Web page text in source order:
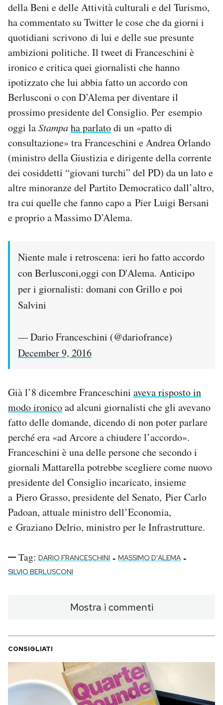
AREA PERSONALE
Area Personale
Newsletter
Notifiche mobile
Regala il Post
Hai bisogno di aiuto?
della Beni e delle Attività culturali e del Turismo,
ha commentato su Twitter le cose che da giorni i
quotidiani scrivono di lui e delle sue presunte
ambizioni politiche. Il tweet di Franceschini è
ironico e critica quei giornalisti che hanno
ipotizzato che lui abbia fatto un accordo con
Berlusconi o con D’Alema per diventare il
prossimo presidente del Consiglio. Per esempio
oggi laStampaha parlatodi un «patto di
consultazione» tra Franceschini e Andrea Orlando
(ministro della Giustizia e dirigente della corrente
dei cosiddetti “giovani turchi” del PD) da un lato e
altre minoranze del Partito Democratico dall’altro,
tra cui quelle che fanno capo a Pier Luigi Bersani
e proprio a Massimo D’Alema.
Niente male i retroscena: ieri ho fatto accordo
con Berlusconi,oggi con D'Alema. Anticipo
per i giornalisti: domani con Grillo e poi
Salvini
— Dario Franceschini (@dariofrance)
December 9, 2016
Già l’8 dicembre Franceschini aveva risposto in
modo ironicoad alcuni giornalisti che gli avevano
fatto delle domande, dicendo di non poter parlare
perché era «ad Arcore a chiudere l’accordo».
Franceschini è una delle persone che secondo i
giornali Mattarella potrebbe scegliere come nuovo
presidente del Consiglio incaricato, insieme
a Piero Grasso, presidente del Senato, Pier Carlo
Padoan, attuale ministro dell’Economia,
e Graziano Delrio, ministro per le Infrastrutture.
Tag: DARIO FRANCESCHINI - MASSIMO D'ALEMA -
SILVIO BERLUSCONI
Mostra i commenti
CONSIGLIATI